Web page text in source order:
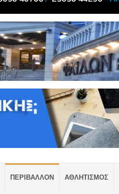
ΠΕΡΙΒΑΛΛΟΝ ΑΘΛΗΤΙΣΜΟΣ